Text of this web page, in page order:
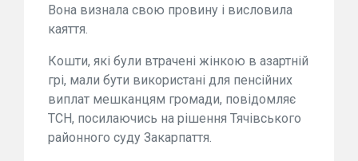
Вона визнала свою провину і висловила
каяття.
Кошти, які були втрачені жінкою в азартній
грі, мали бути використані для пенсійних
виплат мешканцям громади, повідомляє
ТСН, посилаючись на рішення Тячівського
районного суду Закарпаття.